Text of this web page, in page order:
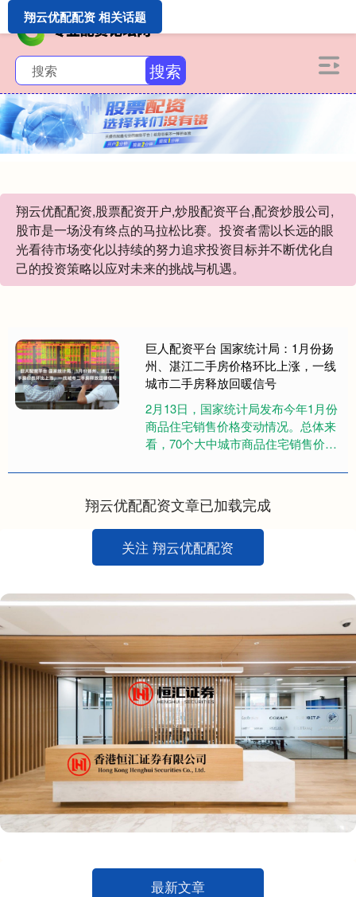
搜索
翔云优配配资,股票配资开户,炒股配资平台,配资炒股公司,
股市是一场没有终点的马拉松比赛。投资者需以长远的眼
光看待市场变化以持续的努力追求投资目标并不断优化自
己的投资策略以应对未来的挑战与机遇。
翔云优配配资 相关话题
巨人配资平台 国家统计局：1月份扬
州、湛江二手房价格环比上涨，一线
城市二手房释放回暖信号
2月13日，国家统计局发布今年1月份
商品住宅销售价格变动情况。总体来
看，70个大中城市商品住宅销售价格
关注的是，一线城市二手房价....
翔云优配配资文章已加载完成
关注 翔云优配配资
最新文章